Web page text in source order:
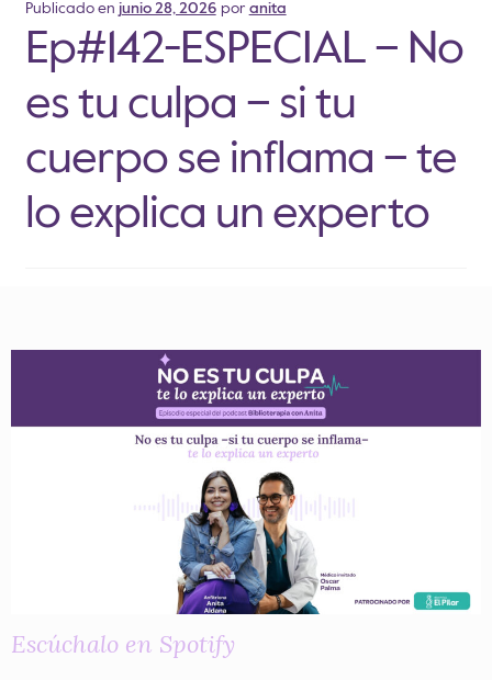
Publicado en junio 28, 2026 por anita
Ep#142-ESPECIAL – No
es tu culpa – si tu
cuerpo se inflama – te
lo explica un experto
Escúchalo en Spotify